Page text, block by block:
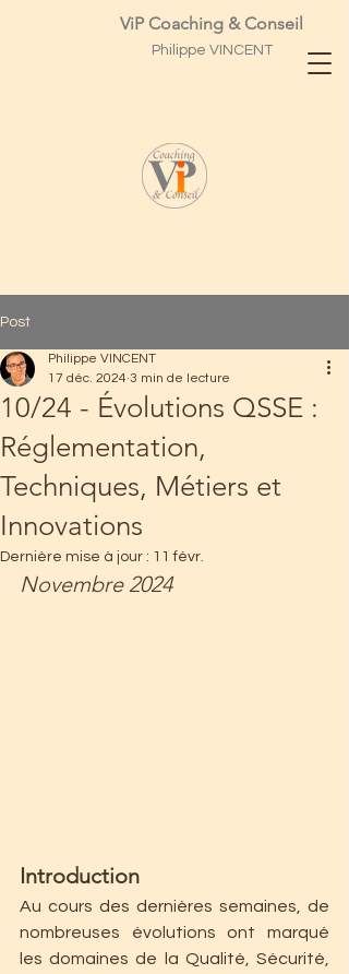
ViP Coaching & Conseil
Philippe VINCENT
Post
10/24 - Évolutions QSSE :
Réglementation,
Techniques, Métiers et
Innovations
Philippe VINCENT
17 déc. 2024 3 min de lecture
Dernière mise à jour : 11 févr.
Novembre 2024
Introduction
Au cours des dernières semaines, de
nombreuses évolutions ont marqué
les domaines de la Qualité, Sécurité,